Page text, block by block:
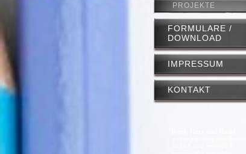
PROJEKTE
FORMULARE /
DOWNLOAD
IMPRESSUM
KONTAKT